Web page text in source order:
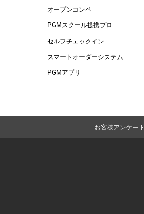
オープンコンペ
PGMスクール提携プロ
セルフチェックイン
スマートオーダーシステム
PGMアプリ
お客様アンケート